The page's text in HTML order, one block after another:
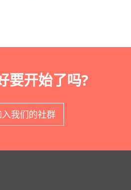
要开始了吗?
我们的社群